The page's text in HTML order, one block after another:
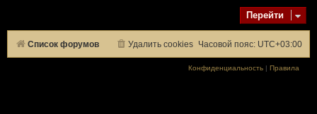
Перейти
Список форумов Часовой пояс: UTC+03:00
Удалить cookies
Конфиденциальность Правила